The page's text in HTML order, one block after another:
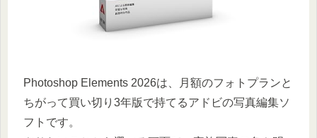
Photoshop Elements 2026は、月額のフォトプランと
ちがって買い切り3年版で持てるアドビの写真編集ソ
フトです。